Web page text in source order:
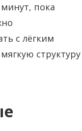
пока
с лёгким
структуру